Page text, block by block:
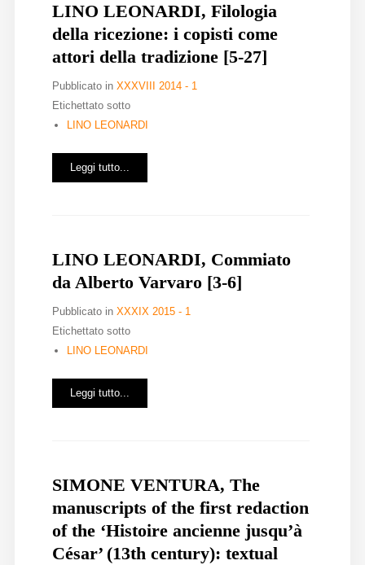
LINO LEONARDI, Filologia
della ricezione: i copisti come
attori della tradizione [5-27]
Pubblicato in XXXVIII 2014 - 1
Etichettato sotto
LINO LEONARDI
Leggi tutto...
LINO LEONARDI, Commiato
da Alberto Varvaro [3-6]
Pubblicato in XXXIX 2015 - 1
Etichettato sotto
LINO LEONARDI
Leggi tutto...
SIMONE VENTURA, The
manuscripts of the first redaction
of the ‘Histoire ancienne jusqu’à
César’ (13th century): textual